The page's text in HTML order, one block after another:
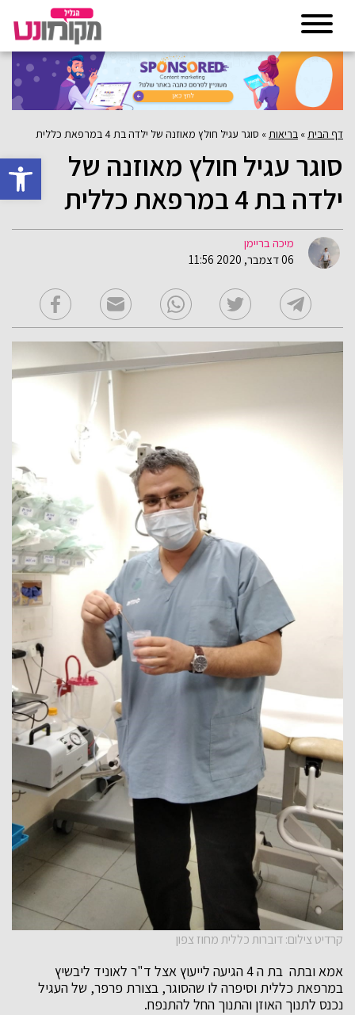
פתח
דף הבית » בריאות » סוגר עגיל חולץ מאוזנה של ילדה בת 4 במרפאת כללית
סוגר עגיל חולץ מאוזנה של
ילדה בת 4 במרפאת כללית
מיכה בריימן
06 דצמבר, 2020 11:56
קרדיט צילום: דוברות כללית מחוז צפון
אמא ובתה בת ה 4 הגיעה לייעוץ אצל ד"ר לאוניד ליבשיץ
במרפאת כללית וסיפרה לו שהסוגר, בצורת פרפר, של העגיל
נכנס לתנוך האוזן והתנוך החל להתנפח.